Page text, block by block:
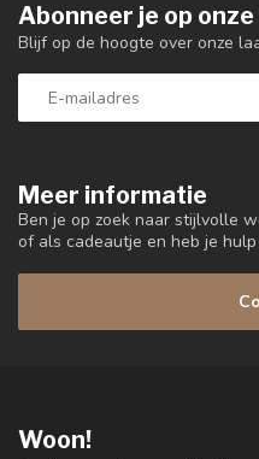
Meer informatie
Ben je op zoek naar stijlvolle
of als cadeautje en heb je
Abonneer je op
Blijf op de hoogte over onze
Woon!